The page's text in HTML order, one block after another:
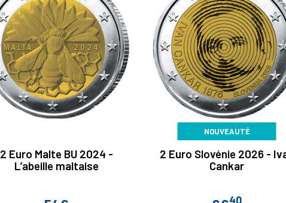
2 Euro Malte BU 2024 -
L’abeille maltaise
NOUVEAUTÉ
2 Euro Slovénie 2026 -
Cankar
40